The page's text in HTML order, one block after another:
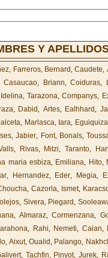
Y
, Farreros, Bernard,Caudete,
Casaucao, Briann,Coiduras,
Idelina, Tarazona,Companys,
, Dabid, Artes, Ealhhard,
, Marlasca, Iara, Eguiquiza
,Jabier, Font, Bonals,
, Rivas, Mitzi, Taranto,
maria esbiza, Emiliana, Hito,
, Hernandez, Eder, Megia,
,Cazorla, Ismet,
, Sivera, Piegard,
, Almaraz,Cormenzana,
, Rahi, Nemeti, Caian,
,Aixut,Oualid, Palango,
, Tachfin, Pinyot, Jurek,